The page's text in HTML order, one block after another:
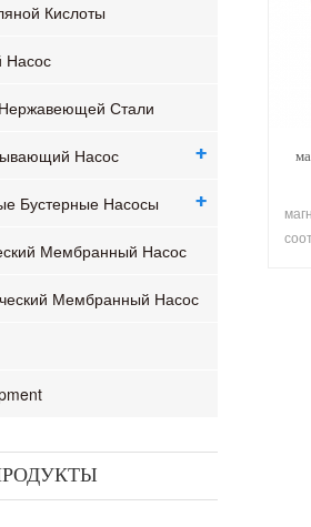
Кислоты
Насос
Стали
Насос
Бустерные Насосы
Мембранный Насос
Мембранный Насос